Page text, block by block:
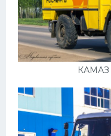
КАМАЗ